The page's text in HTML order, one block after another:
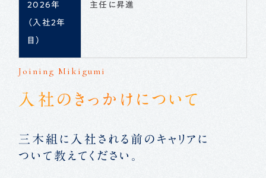
2026年
（入社2年
目）
主任に昇進
Joining Mikigumi
入社のきっかけについて
三木組に入社される前のキャリアに
ついて教えてください。